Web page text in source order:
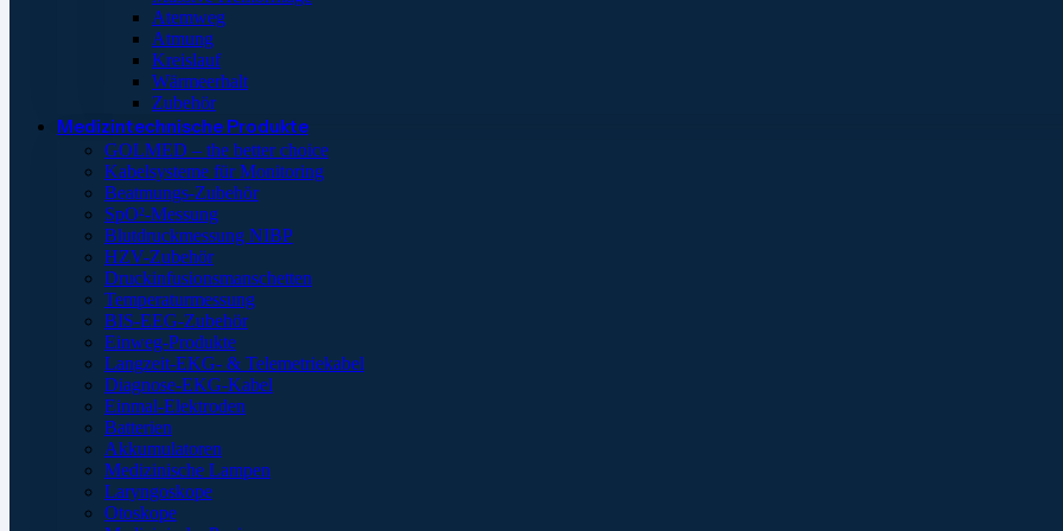
Atemweg
Atmung
Kreislauf
Wärmeerhalt
Zubehör
Medizintechnische Produkte
GOLMED – the better choice
Kabelsysteme für Monitoring
Beatmungs-Zubehör
SpO²-Messung
Blutdruckmessung NIBP
HZV-Zubehör
Druckinfusionsmanschetten
Temperaturmessung
BIS-EEG-Zubehör
Einweg-Produkte
Langzeit-EKG- & Telemetriekabel
Diagnose-EKG-Kabel
Einmal-Elektroden
Batterien
Akkumulatoren
Medizinische Lampen
Laryngoskope
Otoskope